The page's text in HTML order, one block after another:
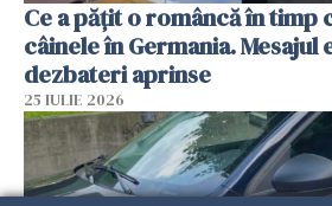
Ce a pățit o româncă în timp
câinele în Germania. Mesajul
dezbateri aprinse
25 IULIE 2026